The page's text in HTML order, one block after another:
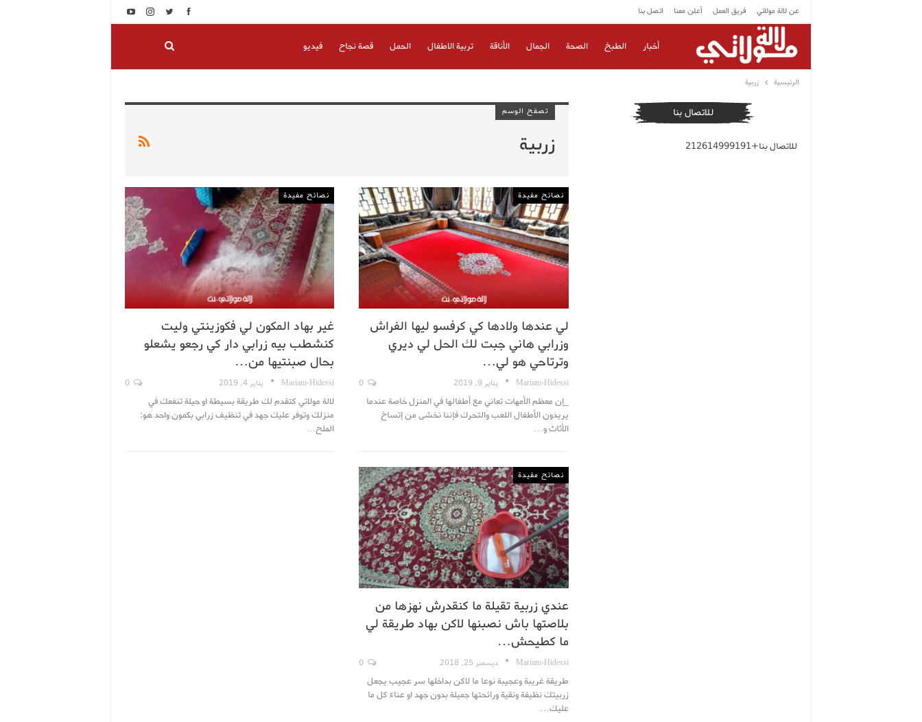
عن لالة مولاتي فريق العمل أعلن معنا اتصل بنا
أخبار الطبخ الصحة الجمال الأناقة تربية الاطفال الحمل قصة نجاح فيديو
الرئيسية زربية
تصفح الوسم
زربية
نصائح مفيدة
لي عندها ولادها كي كرفسو ليها الفراش
وزرابي هاني جبت لك الحل لي ديري
وترتاحي هو لي…
Mariam-Hidessi يناير 9, 2019
_إن معظم الأمهات تعاني مع أطفالها في المنزل خاصة عندما
يريدون الأطفال اللعب والتحرك فإننا نخشى من إتساخ
الأثاث و…
نصائح مفيدة
غير بهاد المكون لي فكوزينتي وليت
كنشطب بيه زرابي دار كي رجعو يشعلو
بحال صبنتيها من…
Mariam-Hidessi يناير 4, 2019
لالة مولاتي كتقدم لك طريقة بسيطة او حيلة تنفعك في
منزلك وتوفر عليك جهد في تنظيف زرابي بكمون واحد هو:
الملح…
نصائح مفيدة
عندي زربية تقيلة ما كنقدرش نهزها من
بلاصتها باش نصبنها لاكن بهاد طريقة لي
ما كطيحش…
Mariam-Hidessi ديسمبر 25, 2018
طريقة غريبة وعجيبة نوعا ما لاكن بداخلها سر عجيب يجعل
زربيتك نظيفة ونقية ورائحتها جميلة بدون جهد او عناء كل ما
عليك…
للاتصال بنا
للاتصال بنا+212614999191